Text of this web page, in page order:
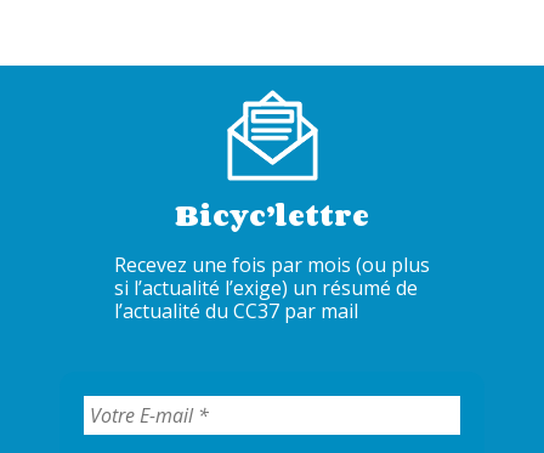
Bicyc’lettre
Recevez une fois par mois (ou plus
si l’actualité l’exige) un résumé de
l’actualité du CC37 par mail